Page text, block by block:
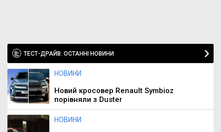
ТЕСТ-ДРАЙВ: ОСТАННІ НОВИНИ
НОВИНИ
Новий кросовер Renault Symbioz
порівняли з Duster
НОВИНИ